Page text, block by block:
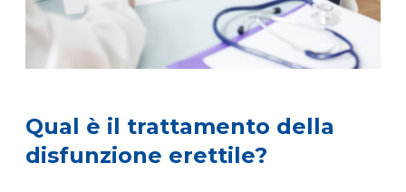
Qual è il trattamento della
disfunzione erettile?